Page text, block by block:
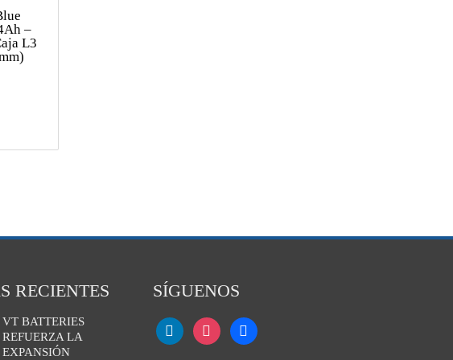
–
L3
RECIENTES
VT BATTERIES
REFUERZA LA
EXPANSIÓN
SÍGUENOS